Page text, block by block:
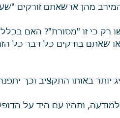
מהן או שאתם זורקים
רק כי זו "מסורת"? האם בכלל
שאתם בודקים כל דבר כל
באותו התקציב וכך
ותהיו עם היד על